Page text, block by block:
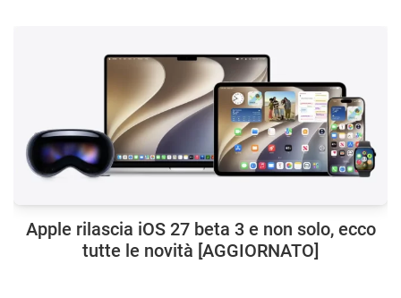
Apple rilascia iOS 27 beta 3 e non solo, ecco
tutte le novità [AGGIORNATO]